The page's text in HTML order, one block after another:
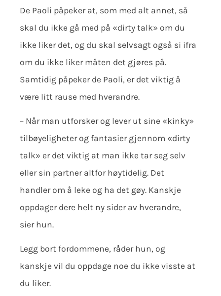
De Paoli påpeker at, som med alt annet, så
skal du ikke gå med på «dirty talk» om du
ikke liker det, og du skal selvsagt også si ifra
om du ikke liker måten det gjøres på.
Samtidig påpeker de Paoli, er det viktig å
være litt rause med hverandre.
– Når man utforsker og lever ut sine «kinky»
tilbøyeligheter og fantasier gjennom «dirty
talk» er det viktig at man ikke tar seg selv
eller sin partner altfor høytidelig. Det
handler om å leke og ha det gøy. Kanskje
oppdager dere helt ny sider av hverandre,
sier hun.
Legg bort fordommene, råder hun, og
kanskje vil du oppdage noe du ikke visste at
du liker.